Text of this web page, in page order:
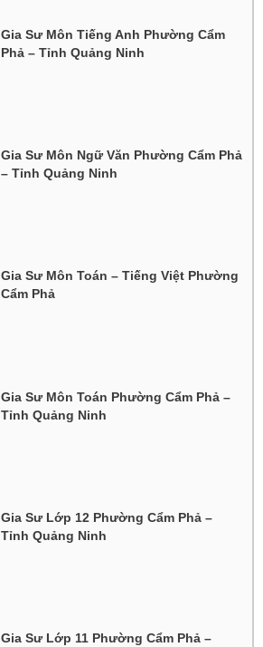
Gia Sư Môn Tiếng Anh Phường Cẩm
Phả – Tỉnh Quảng Ninh
Gia Sư Môn Ngữ Văn Phường Cẩm Phả
– Tỉnh Quảng Ninh
Gia Sư Môn Toán – Tiếng Việt Phường
Cẩm Phả
Gia Sư Môn Toán Phường Cẩm Phả –
Tỉnh Quảng Ninh
Gia Sư Lớp 12 Phường Cẩm Phả –
Tỉnh Quảng Ninh
Gia Sư Lớp 11 Phường Cẩm Phả –